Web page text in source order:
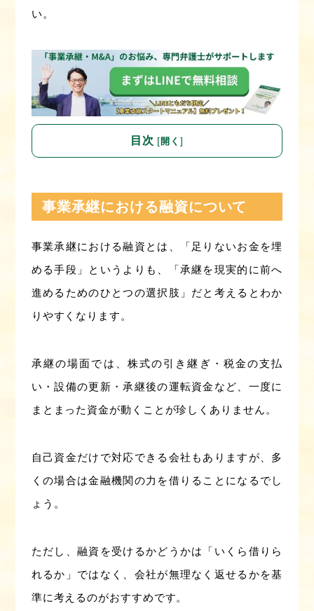
い。
目次 [開く]
事業承継における融資について
事業承継における融資とは、「足りないお金を埋
める手段」というよりも、「承継を現実的に前へ
進めるためのひとつの選択肢」だと考えるとわか
りやすくなります。
承継の場面では、株式の引き継ぎ・税金の支払
い・設備の更新・承継後の運転資金など、一度に
まとまった資金が動くことが珍しくありません。
自己資金だけで対応できる会社もありますが、多
くの場合は金融機関の力を借りることになるでし
ょう。
ただし、融資を受けるかどうかは「いくら借りら
れるか」ではなく、会社が無理なく返せるかを基
準に考えるのがおすすめです。